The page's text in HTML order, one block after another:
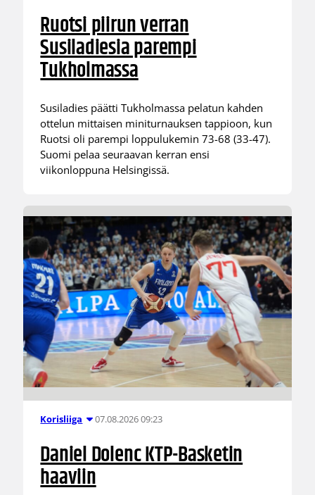
Ruotsi piirun verran
Susiladiesia parempi
Tukholmassa
Susiladies päätti Tukholmassa pelatun kahden
ottelun mittaisen miniturnauksen tappioon, kun
Ruotsi oli parempi loppulukemin 73-68 (33-47).
Suomi pelaa seuraavan kerran ensi
viikonloppuna Helsingissä.
Korisliiga 07.08.2026 09:23
Daniel Dolenc KTP-Basketin
haaviin